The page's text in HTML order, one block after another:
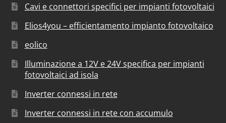
Cavi e connettori specifici per impianti fotovoltaici
Elios4you – efficientamento impianto fotovoltaico
eolico
Illuminazione a 12V e 24V specifica per impianti
fotovoltaici ad isola
Inverter connessi in rete
Inverter connessi in rete con accumulo